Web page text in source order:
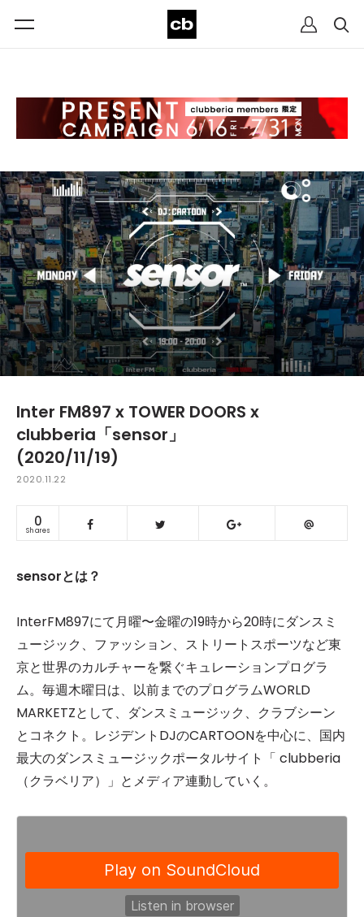
Inter FM897 x TOWER DOORS x
clubberia「sensor」
(2020/11/19)
2020.11.22
0
Shares
sensorとは？
InterFM897にて月曜〜金曜の19時から20時にダンスミ
ュージック、ファッション、ストリートスポーツなど東
京と世界のカルチャーを繋ぐキュレーションプログラ
ム。毎週木曜日は、以前までのプログラムWORLD
MARKETZとして、ダンスミュージック、クラブシーン
とコネクト。レジデントDJのCARTOONを中心に、国内
最大のダンスミュージックポータルサイト「 clubberia
（クラベリア）」とメディア連動していく。